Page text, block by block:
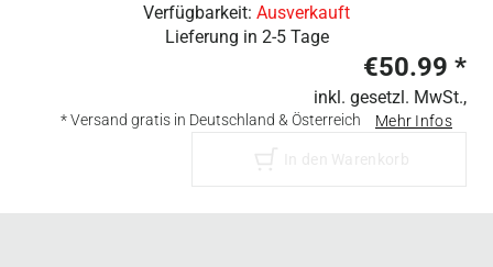
Verfügbarkeit: Ausverkauft
Lieferung in 2-5 Tage
€50.99 *
inkl. gesetzl. MwSt.,
* Versand gratis in Deutschland & Österreich Mehr Infos